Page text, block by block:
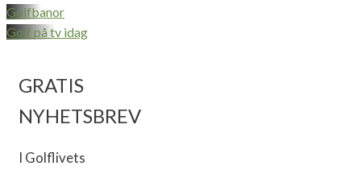
Golfbanor
Golf på tv idag
GRATIS
NYHETSBREV
I Golflivets